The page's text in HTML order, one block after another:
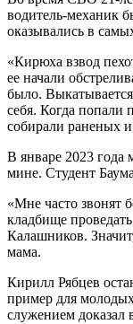
водитель-механик
оказывались в
«Кирюха взвод
ее начали
было.
себя. Когда попали
собирали раненых
В январе 2023 года
мине. Студент
«Мне часто звонят
кладбище
Калашников.
мама.
Кирилл Рябцев
пример для
служением доказал